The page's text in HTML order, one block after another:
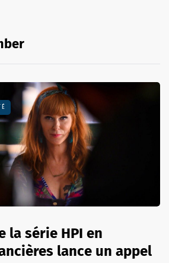
la série HPI en
lance un appel